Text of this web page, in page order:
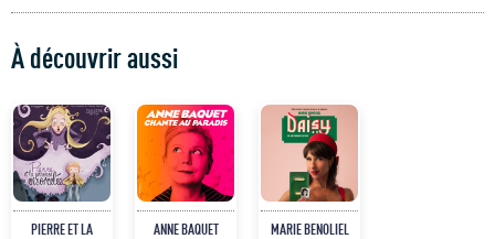
À découvrir aussi
PIERRE ET LA
ANNE BAQUET MARIE BENOLIEL